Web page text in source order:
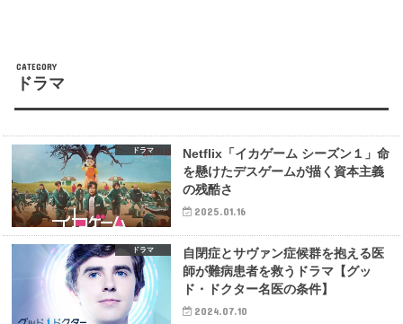
ドラマ
ドラマ
Netflix「イカゲーム シーズン１」命
を懸けたデスゲームが描く資本主義
の残酷さ
2025.01.16
ドラマ
自閉症とサヴァン症候群を抱える医
師が難病患者を救うドラマ【グッ
ド・ドクター名医の条件】
2024.07.10